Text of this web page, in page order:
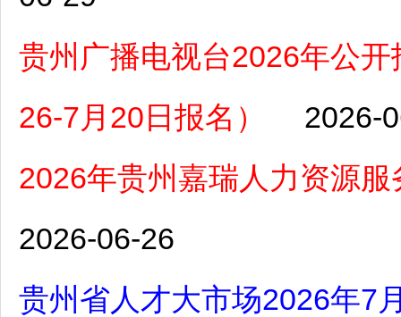
贵州广播电视台2026年公
26-7月20日报名）
2026-
2026年贵州嘉瑞人力资源
2026-06-26
贵州省人才大市场2026年7